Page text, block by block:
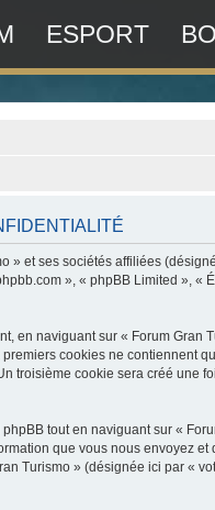
ESPORT
et ses sociétés affiliées
», « phpBB Limited »,
en naviguant sur « Forum
cookies ne contiennent
troisième cookie sera créé une
tout en naviguant sur «
que vous nous envoyez
Turismo » (désignée ici par «